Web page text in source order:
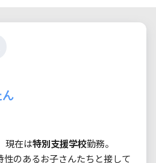
現在は特別支援学校勤務。
性のあるお子さんたちと接して